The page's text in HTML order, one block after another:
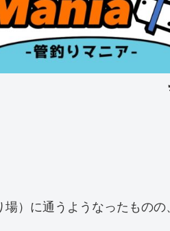
）に通うようなったものの、